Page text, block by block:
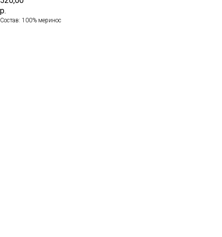
р.
Состав: 100% меринос